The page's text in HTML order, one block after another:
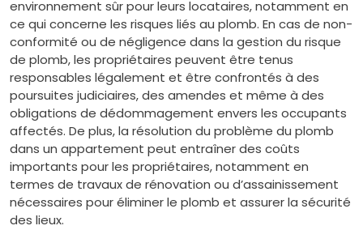
environnement sûr pour leurs locataires, notamment en
ce qui concerne les risques liés au plomb. En cas de non-
conformité ou de négligence dans la gestion du risque
de plomb, les propriétaires peuvent être tenus
responsables légalement et être confrontés à des
poursuites judiciaires, des amendes et même à des
obligations de dédommagement envers les occupants
affectés. De plus, la résolution du problème du plomb
dans un appartement peut entraîner des coûts
importants pour les propriétaires, notamment en
termes de travaux de rénovation ou d’assainissement
nécessaires pour éliminer le plomb et assurer la sécurité
des lieux.